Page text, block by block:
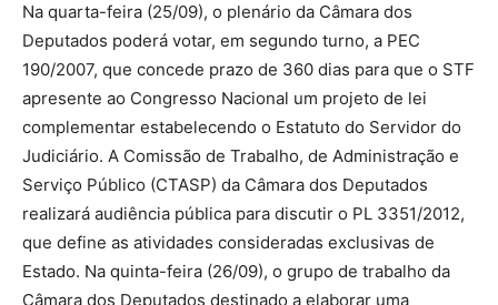
Na quarta-feira (25/09), o plenário da Câmara dos
Deputados poderá votar, em segundo turno, a PEC
190/2007, que concede prazo de 360 dias para que o STF
apresente ao Congresso Nacional um projeto de lei
complementar estabelecendo o Estatuto do Servidor do
Judiciário. A Comissão de Trabalho, de Administração e
Serviço Público (CTASP) da Câmara dos Deputados
realizará audiência pública para discutir o PL 3351/2012,
que define as atividades consideradas exclusivas de
Estado. Na quinta-feira (26/09), o grupo de trabalho da
Câmara dos Deputados destinado a elaborar uma